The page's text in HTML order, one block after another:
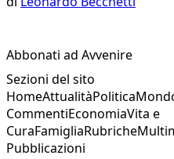
Abbonati ad Avvenire
Sezioni del sito
HomeAttualitàPolitica
CommentiEconomiaVita e
CuraFamigliaRubriche
Pubblicazioni